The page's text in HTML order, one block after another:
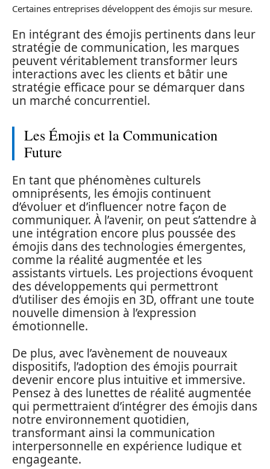
Certaines entreprises développent des émojis sur mesure.
En intégrant des émojis pertinents dans leur
stratégie de communication, les marques
peuvent véritablement transformer leurs
interactions avec les clients et bâtir une
stratégie efficace pour se démarquer dans
un marché concurrentiel.
Les Émojis et la Communication
Future
En tant que phénomènes culturels
omniprésents, les émojis continuent
d’évoluer et d’influencer notre façon de
communiquer. À l’avenir, on peut s’attendre à
une intégration encore plus poussée des
émojis dans des technologies émergentes,
comme la réalité augmentée et les
assistants virtuels. Les projections évoquent
des développements qui permettront
d’utiliser des émojis en 3D, offrant une toute
nouvelle dimension à l’expression
émotionnelle.
De plus, avec l’avènement de nouveaux
dispositifs, l’adoption des émojis pourrait
devenir encore plus intuitive et immersive.
Pensez à des lunettes de réalité augmentée
qui permettraient d’intégrer des émojis dans
notre environnement quotidien,
transformant ainsi la communication
interpersonnelle en expérience ludique et
engageante.